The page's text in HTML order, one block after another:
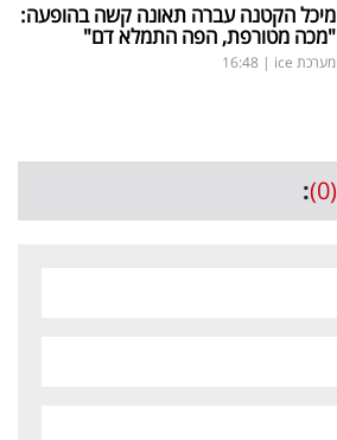
מיכל הקטנה עברה תאונה קשה בהופעה:
"מכה מטורפת, הפה התמלא דם"
מערכת ice |
16:48
(0)
: